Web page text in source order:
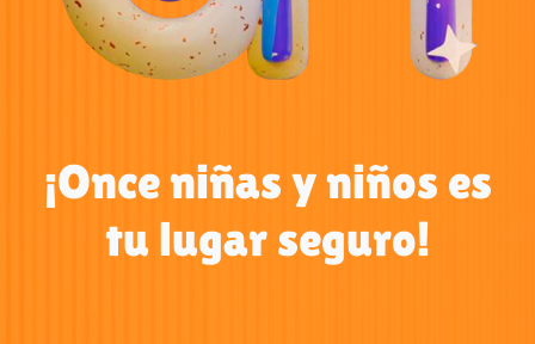
¡Once niñas y niños es
tu lugar seguro!